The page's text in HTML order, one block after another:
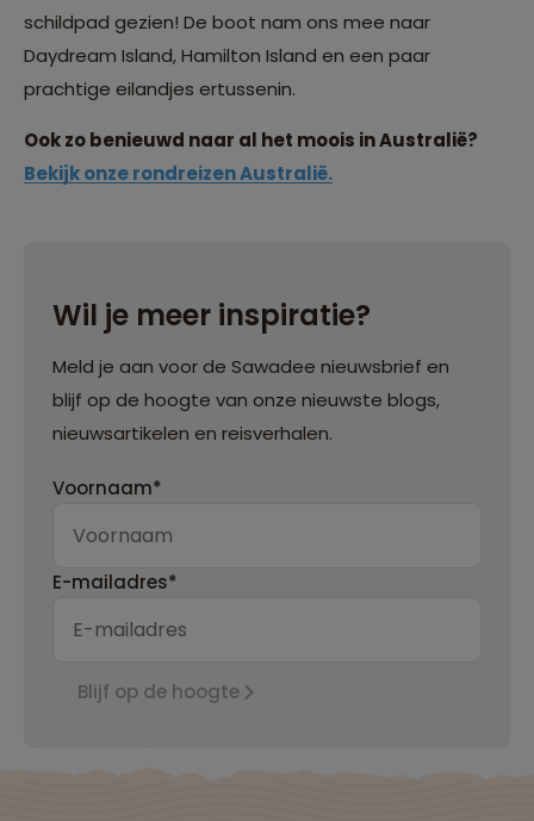
schildpad gezien! De boot nam ons mee naar
Daydream Island, Hamilton Island en een paar
prachtige eilandjes ertussenin.
Ook zo benieuwd naar al het moois in Australië?
Bekijk onze rondreizen Australië.
Wil je meer inspiratie?
Meld je aan voor de Sawadee nieuwsbrief en
blijf op de hoogte van onze nieuwste blogs,
nieuwsartikelen en reisverhalen.
Voornaam*
E-mailadres*
Blijf op de hoogte